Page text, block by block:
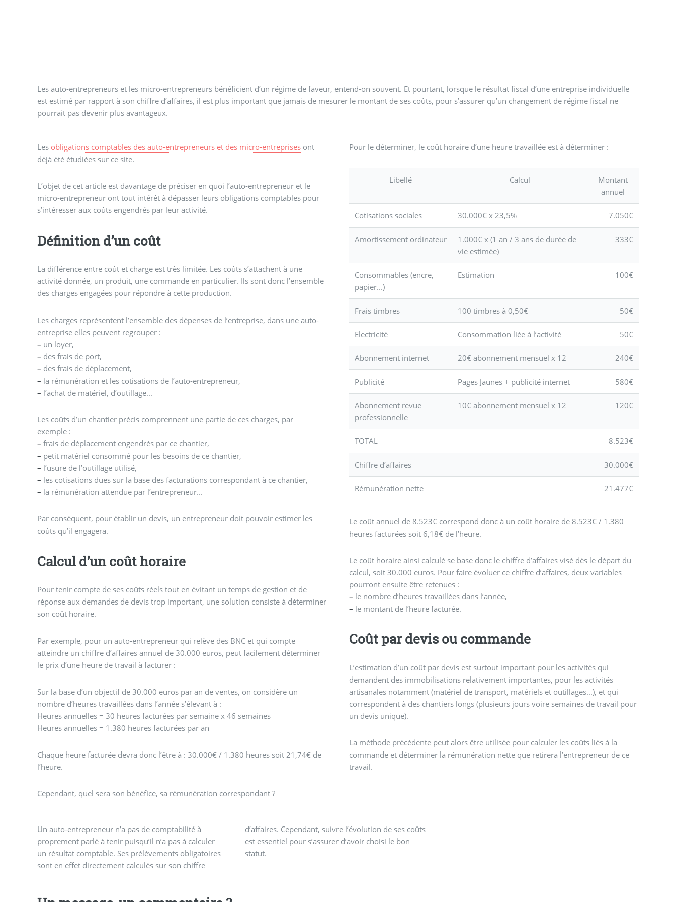
Les auto-entrepreneurs et les micro-entrepreneurs bénéficient d’un régime de faveur, entend-on souvent. Et pourtant, lorsque le résultat fiscal d’une entreprise individuelle
est estimé par rapport à son chiffre d’affaires, il est plus important que jamais de mesurer le montant de ses coûts, pour s’assurer qu’un changement de régime fiscal ne
pourrait pas devenir plus avantageux.
Les obligations comptables des auto-entrepreneurs et des micro-entreprisesont
déjà été étudiées sur ce site.
L’objet de cet article est davantage de préciser en quoi l’auto-entrepreneur et le
micro-entrepreneur ont tout intérêt à dépasser leurs obligations comptables pour
s’intéresser aux coûts engendrés par leur activité.
Définition d’un coût
La différence entre coût et charge est très limitée. Les coûts s’attachent à une
activité donnée, un produit, une commande en particulier. Ils sont donc l’ensemble
des charges engagées pour répondre à cette production.
Les charges représentent l’ensemble des dépenses de l’entreprise, dans une auto-
entreprise elles peuvent regrouper :
– un loyer,
– des frais de port,
– des frais de déplacement,
– la rémunération et les cotisations de l’auto-entrepreneur,
– l’achat de matériel, d’outillage...
Les coûts d’un chantier précis comprennent une partie de ces charges, par
exemple :
– frais de déplacement engendrés par ce chantier,
– petit matériel consommé pour les besoins de ce chantier,
– l’usure de l’outillage utilisé,
– les cotisations dues sur la base des facturations correspondant à ce chantier,
– la rémunération attendue par l’entrepreneur...
Par conséquent, pour établir un devis, un entrepreneur doit pouvoir estimer les
coûts qu’il engagera.
Calcul d’un coût horaire
Pour tenir compte de ses coûts réels tout en évitant un temps de gestion et de
réponse aux demandes de devis trop important, une solution consiste à déterminer
son coût horaire.
Par exemple, pour un auto-entrepreneur qui relève des BNC et qui compte
atteindre un chiffre d’affaires annuel de 30.000 euros, peut facilement déterminer
le prix d’une heure de travail à facturer :
Sur la base d’un objectif de 30.000 euros par an de ventes, on considère un
nombre d’heures travaillées dans l’année s’élevant à :
Heures annuelles = 30 heures facturées par semaine x 46 semaines
Heures annuelles = 1.380 heures facturées par an
Chaque heure facturée devra donc l’être à : 30.000€ / 1.380 heures soit 21,74€ de
l’heure.
Cependant, quel sera son bénéfice, sa rémunération correspondant ?
Pour le déterminer, le coût horaire d’une heure travaillée est à déterminer :
Libellé Calcul
Montant
annuel
Cotisations sociales 30.000€ x 23,5% 7.050€
Amortissement ordinateur
1.000€ x (1 an / 3 ans de durée de
vie estimée)
333€
Consommables (encre,
papier...)
Estimation 100€
Frais timbres 100 timbres à 0,50€ 50€
Electricité Consommation liée à l’activité 50€
Abonnement internet 20€ abonnement mensuel x 12 240€
Publicité Pages Jaunes + publicité internet 580€
Abonnement revue
professionnelle
10€ abonnement mensuel x 12 120€
TOTAL 8.523€
Chiffre d’affaires 30.000€
Rémunération nette 21.477€
Le coût annuel de 8.523€ correspond donc à un coût horaire de 8.523€ / 1.380
heures facturées soit 6,18€ de l’heure.
Le coût horaire ainsi calculé se base donc le chiffre d’affaires visé dès le départ du
calcul, soit 30.000 euros. Pour faire évoluer ce chiffre d’affaires, deux variables
pourront ensuite être retenues :
– le nombre d’heures travaillées dans l’année,
– le montant de l’heure facturée.
Coût par devis ou commande
L’estimation d’un coût par devis est surtout important pour les activités qui
demandent des immobilisations relativement importantes, pour les activités
artisanales notamment (matériel de transport, matériels et outillages...), et qui
correspondent à des chantiers longs (plusieurs jours voire semaines de travail pour
un devis unique).
La méthode précédente peut alors être utilisée pour calculer les coûts liés à la
commande et déterminer la rémunération nette que retirera l’entrepreneur de ce
travail.
Un auto-entrepreneur n’a pas de comptabilité à
proprement parlé à tenir puisqu’il n’a pas à calculer
un résultat comptable. Ses prélèvements obligatoires
sont en effet directement calculés sur son chiffre
d’affaires. Cependant, suivre l’évolution de ses coûts
est essentiel pour s’assurer d’avoir choisi le bon
statut.